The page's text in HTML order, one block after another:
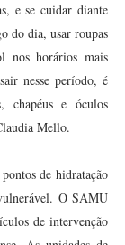
e se cuidar diante
do dia, usar roupas
nos horários mais
nesse período, é
chapéus e óculos
Mello.
de hidratação
O SAMU
de intervenção